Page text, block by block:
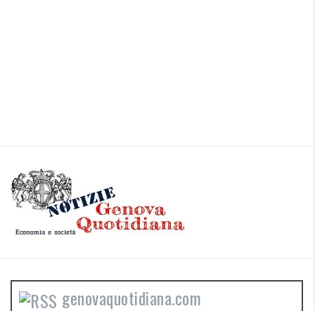
genovaquotidiana.com